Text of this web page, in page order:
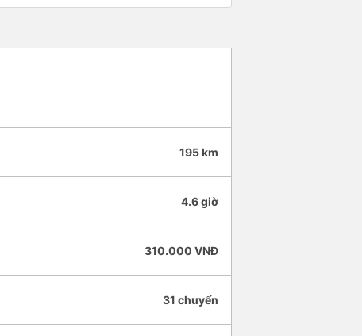
195 km
4.6 giờ
310.000 VNĐ
31 chuyến